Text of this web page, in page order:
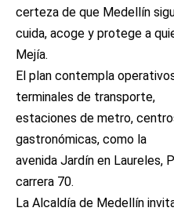
certeza de que Medellín
cuida, acoge y protege a
Mejía.
El plan contempla
terminales de transporte,
estaciones de metro,
gastronómicas, como la
avenida Jardín en Laureles,
carrera 70.
La Alcaldía de Medellín